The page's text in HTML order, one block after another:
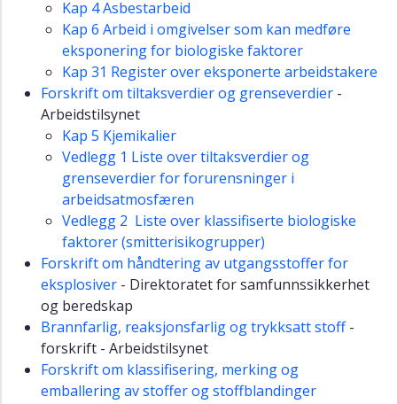
Kap 4 Asbestarbeid
Kap 6 Arbeid i omgivelser som kan medføre
eksponering for biologiske faktorer
Kap 31 Register over eksponerte arbeidstakere
Forskrift om tiltaksverdier og grenseverdier -
Arbeidstilsynet
Kap 5 Kjemikalier
Vedlegg 1 Liste over tiltaksverdier og
grenseverdier for forurensninger i
arbeidsatmosfæren
Vedlegg 2 Liste over klassifiserte biologiske
faktorer (smitterisikogrupper)
Forskrift om håndtering av utgangsstoffer for
eksplosiver - Direktoratet for samfunnssikkerhet
og beredskap
Brannfarlig, reaksjonsfarlig og trykksatt stoff-
forskrift - Arbeidstilsynet
Forskrift om klassifisering, merking og
emballering av stoffer og stoffblandinger